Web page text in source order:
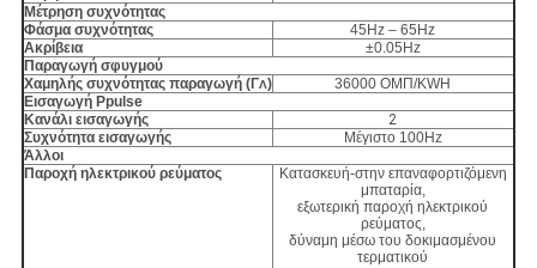
Μέτρηση συχνότητας
Φάσμα συχνότητας
45Hz – 65Hz
Ακρίβεια
±0.05Hz
Παραγωγή σφυγμού
Χαμηλής συχνότητας παραγωγή (ΓΛ)
36000 ΟΜΠ/KWH
Εισαγωγή Ppulse
Κανάλι εισαγωγής
2
Συχνότητα εισαγωγής
Μέγιστο 100Hz
Άλλοι
Παροχή ηλεκτρικού ρεύματος
Κατασκευή-στην επαναφορτιζόμενη
μπαταρία,
εξωτερική παροχή ηλεκτρικού
ρεύματος,
δύναμη μέσω του δοκιμασμένου
τερματικού